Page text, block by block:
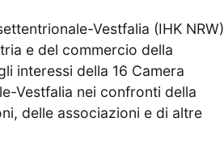
Vestfalia (IHK NRW)
e del commercio della
interessi della 16 Camera
Vestfalia nei confronti della
delle associazioni e di altre